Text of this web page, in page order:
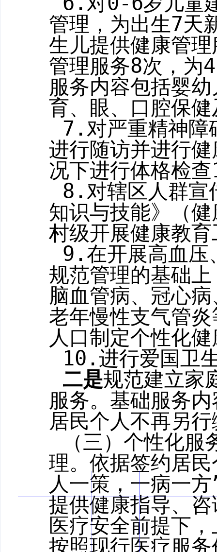
管理，为出生7天
生儿提供健康管理
管理服务8次，为
服务内容包括婴
育、眼、口腔保
7. 对严重精神障
进行随访并进行
况下进行体格检查
8. 对辖区人群宣
知识与技能》（
村级开展健康教
9.在开展高血压
规范管理的基础
脑血管病、冠心
老年慢性支气管
人口制定个性化
10.进行爱国卫
二是规范建立家
服务。基础服务
居民个人不再另
（三）个性化服
理。依据签约居
人一策，一病一
提供健康指导、
医疗安全前提下
按照现行医疗服